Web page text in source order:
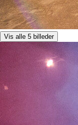
Vis alle 5 billeder